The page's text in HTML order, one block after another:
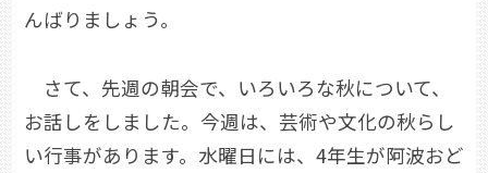
んばりましょう。
さて、先週の朝会で、いろいろな秋について、
お話しをしました。今週は、芸術や文化の秋らし
い行事があります。水曜日には、4年生が阿波おど